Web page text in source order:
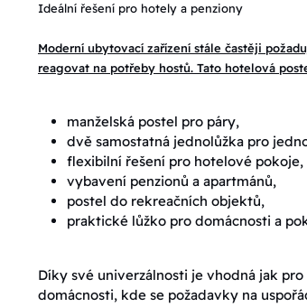
Ideální řešení pro hotely a penziony
Moderní ubytovací zařízení stále častěji
reagovat na potřeby hostů. Tato hotelová
manželská postel pro páry,
dvě samostatná jednolůžka pro
flexibilní řešení pro hotelové pokoje,
vybavení penzionů a apartmánů,
postel do rekreačních objektů,
praktické lůžko pro domácnosti a
Díky své univerzálnosti je vhodná jak
domácnosti, kde se požadavky na